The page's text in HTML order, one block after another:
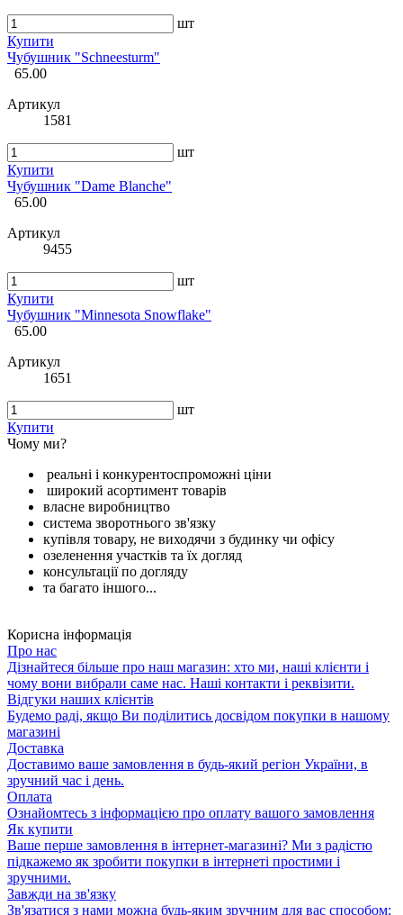
шт
Купити
Чубушник "Schneesturm"
65.00
Артикул
1581
шт
Купити
Чубушник "Dame Blanche"
65.00
Артикул
9455
шт
Купити
Чубушник "Minnesota Snowflake"
65.00
Артикул
1651
шт
Купити
Чому ми?
реальні і конкурентоспроможні ціни
широкий асортимент товарів
власне виробництво
система зворотнього зв'язку
купівля товару, не виходячи з будинку чи офісу
озеленення участків та їх догляд
консультації по догляду
та багато іншого...
Корисна інформація
Про нас
Дізнайтеся більше про наш магазин: хто ми, наші клієнти і
чому вони вибрали саме нас. Наші контакти і реквізити.
Відгуки наших клієнтів
Будемо раді, якщо Ви поділитись досвідом покупки в нашому
магазині
Доставка
Доставимо ваше замовлення в будь-який регіон України, в
зручний час і день.
Оплата
Ознайомтесь з інформацією про оплату вашого замовлення
Як купити
Ваше перше замовлення в інтернет-магазині? Ми з радістю
підкажемо як зробити покупки в інтернеті простими і
зручними.
Завжди на зв'язку
Зв'язатися з нами можна будь-яким зручним для вас способом: